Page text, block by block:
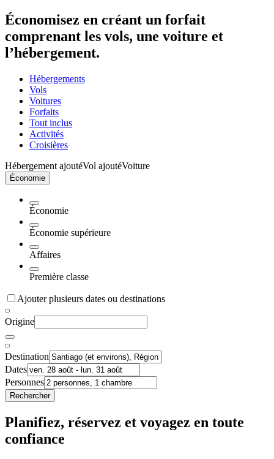
Économisez en créant un forfait
comprenant les vols, une voiture et
l’hébergement.
Hébergements
Vols
Voitures
Forfaits
Tout inclus
Activités
Croisières
Hébergement ajoutéVol ajoutéVoiture
Économie
Économie
Économie supérieure
Affaires
Première classe
Ajouter plusieurs dates ou destinations
Origine
Destination
Dates
Personnes
Rechercher
Planifiez, réservez et voyagez en toute
confiance